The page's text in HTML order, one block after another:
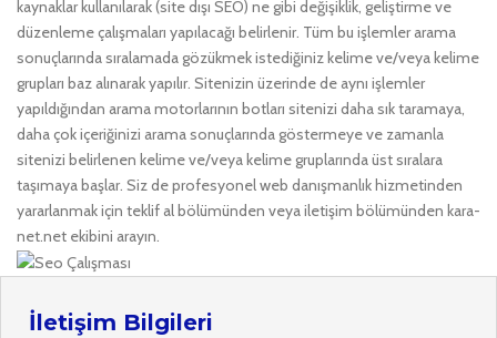
kaynaklar kullanılarak (site dışı SEO) ne gibi değişiklik, geliştirme ve
düzenleme çalışmaları yapılacağı belirlenir. Tüm bu işlemler arama
sonuçlarında sıralamada gözükmek istediğiniz kelime ve/veya kelime
grupları baz alınarak yapılır. Sitenizin üzerinde de aynı işlemler
yapıldığından arama motorlarının botları sitenizi daha sık taramaya,
daha çok içeriğinizi arama sonuçlarında göstermeye ve zamanla
sitenizi belirlenen kelime ve/veya kelime gruplarında üst sıralara
taşımaya başlar. Siz de profesyonel web danışmanlık hizmetinden
yararlanmak için teklif al bölümünden veya iletişim bölümünden kara-
net.net ekibini arayın.
İletişim Bilgileri